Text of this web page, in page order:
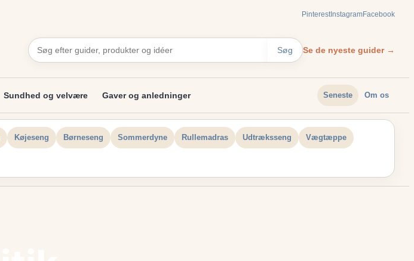
PinterestInstagramFacebook
Søg Se de nyeste guider →
Sundhed og velvære Gaver og anledninger Seneste Om os
Køjeseng Børneseng Sommerdyne Rullemadras Udtræksseng Vægtæppe